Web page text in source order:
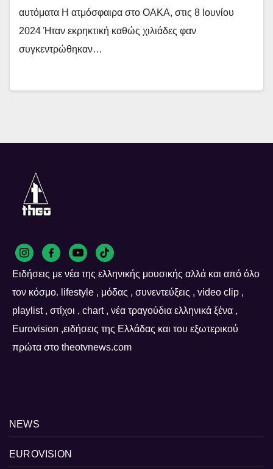
αυτόματα Η ατμόσφαιρα στο ΟΑΚΑ, στις 8 Ιουνίου
2024 Ήταν εκρηκτική καθώς χιλιάδες φαν
συγκεντρώθηκαν…
Ειδήσεις με νέα της ελληνικής μουσικής αλλά και από όλο
τον κόσμο. lifestyle , μόδας , συνεντεύξεις , video clip ,
playlist , στίχοι , chart , νέα τραγούδια ελληνικά ξένα ,
Eurovision ,ειδήσεις της Ελλάδας και του εξωτερικού
πρώτα στο theotvnews.com
NEWS
EUROVISION